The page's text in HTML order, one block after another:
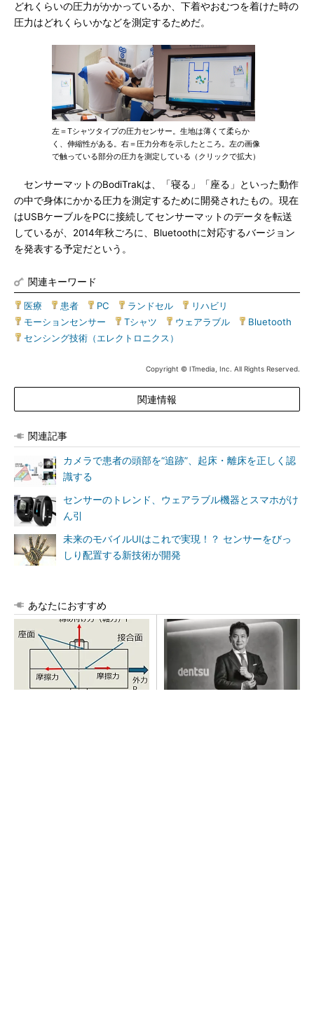
どれくらいの圧力がかかっているか、下着やおむつを着けた時の
圧力はどれくらいかなどを測定するためだ。
左＝Tシャツタイプの圧力センサー。生地は薄くて柔らか
く、伸縮性がある。右＝圧力分布を示したところ。左の画像
で触っている部分の圧力を測定している（クリックで拡大）
センサーマットのBodiTrakは、「寝る」「座る」といった動作
の中で身体にかかる圧力を測定するために開発されたもの。現在
はUSBケーブルをPCに接続してセンサーマットのデータを転送
しているが、2014年秋ごろに、Bluetoothに対応するバージョン
を発表する予定だという。
関連キーワード
医療 患者 PC ランドセル リハビリ
モーションセンサー
Tシャツ ウェアラブル Bluetooth
センシング技術（エレクトロニクス）
Copyright © ITmedia, Inc. All Rights Reserved.
関連情報
関連記事
カメラで患者の頭部を“追跡”、起床・離床を正しく認
識する
センサーのトレンド、ウェアラブル機器とスマホがけ
ん引
未来のモバイルUIはこれで実現！？ センサーをびっ
しり配置する新技術が開発
あなたにおすすめ